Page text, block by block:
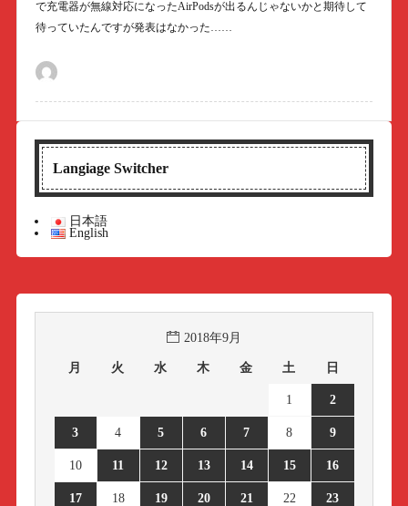
で充電器が無線対応になったAirPodsが出るんじゃないかと期待して
待っていたんですが発表はなかった……
Langiage Switcher
日本語
English
2018年9月
月 火 水 木 金 土 日
1 2
3 4 5 6 7 8 9
10 11 12 13 14 15 16
17 18 19 20 21 22 23